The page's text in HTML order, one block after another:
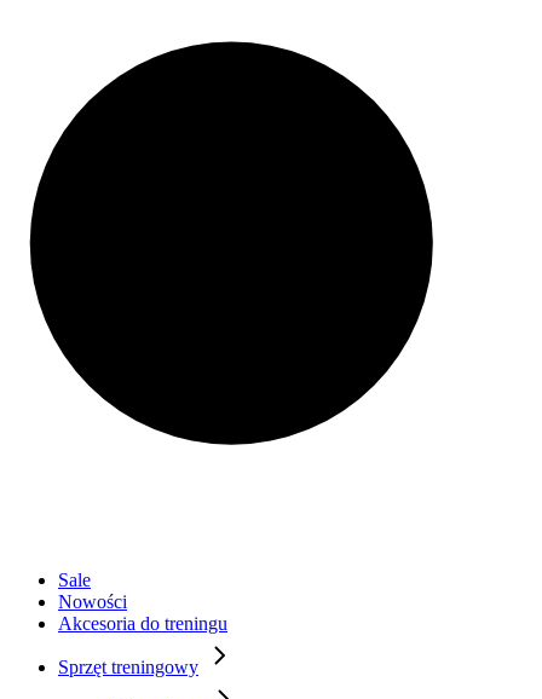
Sale
Nowości
Akcesoria do treningu
Sprzęt treningowy